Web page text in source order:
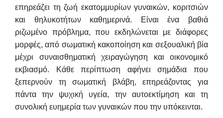
επηρεάζει τη ζωή εκατομμυρίων γυναικών, κοριτσιών
και θηλυκοτήτων καθημερινά. Είναι ένα βαθιά
ριζωμένο πρόβλημα, που εκδηλώνεται με διάφορες
μορφές, από σωματική κακοποίηση και σεξουαλική βία
μέχρι συναισθηματική χειραγώγηση και οικονομικό
εκβιασμό. Κάθε περίπτωση αφήνει σημάδια που
ξεπερνούν τη σωματική βλάβη, επηρεάζοντας για
πάντα την ψυχική υγεία, την αυτοεκτίμηση και τη
συνολική ευημερία των γυναικών που την υπόκεινται.